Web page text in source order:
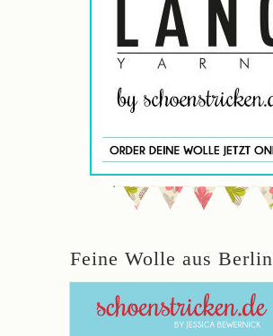
Feine Wolle aus Berlin